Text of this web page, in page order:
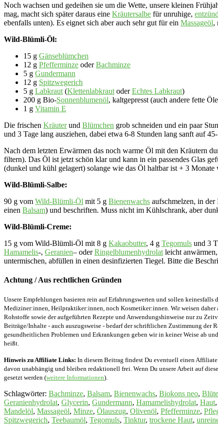
Noch wachsen und gedeihen sie um die Wette, unsere kleinen
mag, macht sich später daraus eine Kräutersalbe für unruhige,
ebenfalls unten). Es eignet sich aber auch sehr gut für ein Massageöl,
Wild-Blümli-Öl:
15 g Gänseblümchen
12 g Pfefferminze oderBachminze
5 g Gundermann
12 g Spitzwegerich
5 g Labkraut (Klettenlabkraut oderEchtes Labkraut)
200 g Bio-Sonnenblumenöl, kaltgepresst (auch andere fette
1 g Vitamin E
Die frischen Kräuterund Blümchen grob schneiden und ein paar
und 3 Tage lang ausziehen, dabei etwa 6-8 Stunden lang sanft auf
Nach dem letzten Erwärmen das noch warme Öl mit den Kräutern
filtern). Das Öl ist jetzt schön klar und kann in ein passendes Glas
(dunkel und kühl gelagert) solange wie das Öl haltbar ist + 3
Wild-Blümli-Salbe:
90 g vom Wild-Blümli-Öl mit 5 g Bienenwachs aufschmelzen, in
einen Balsam) und beschriften. Muss nicht im Kühlschrank, aber
Wild-Blümli-Creme:
15 g vom Wild-Blümli-Öl mit 8 g Kakaobutter, 4 g Tegomuls und 3
Hamamelis-, Geranien– oderRingelblumenhydrolat leicht
untermischen, abfüllen in einen desinfizierten Tiegel. Bitte die
Achtung / Aus rechtlichen Gründen
Unsere Empfehlungen basieren rein auf Erfahrungswerten und sollen
Mediziner:innen, Heilpraktiker:innen, noch Kosmetiker:innen. Wir weisen daher
Rohstoffe sowie der aufgeführten Rezepte und Anwendungshinweise nur zu
Beiträge/Inhalte - auch auszugsweise - bedarf der schriftlichen Zustimmung
gesundheitlichen Problemen und Erkrankungen geben wir in keiner Weise ab
heißt.
Hinweis zu Affiliate Links: In diesem Beitrag findest Du eventuell einen
davon unabhängig und bleiben redaktionell frei. Wenn Du unsere Arbeit auf
gesetzt werden (weitere Informationen).
Schlagwörter: Bachminze, Balsam, Bienenwachs, Biokons neo,
Geranienhydrolat, Glycerin, Gundermann, Hamamelishydrolat, Haut,
Mandelöl, Massageöl, Minze, Ölauszug, Olivenöl, Pfefferminze,
Spitzwegerich, Teebaumöl, Tegomuls, Tinktur, trockene Haut,